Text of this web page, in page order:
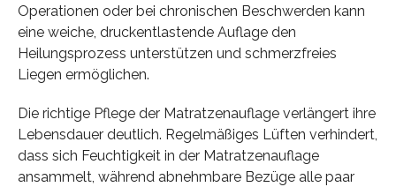
Operationen oder bei chronischen Beschwerden kann
eine weiche, druckentlastende Auflage den
Heilungsprozess unterstützen und schmerzfreies
Liegen ermöglichen.
Die richtige Pflege der Matratzenauflage verlängert ihre
Lebensdauer deutlich. Regelmäßiges Lüften verhindert,
dass sich Feuchtigkeit in der Matratzenauflage
ansammelt, während abnehmbare Bezüge alle paar